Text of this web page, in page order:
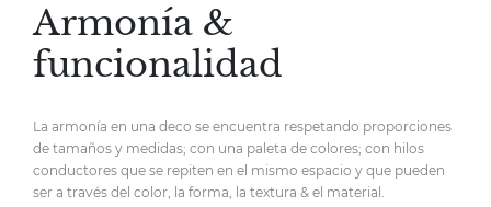
Armonía &
funcionalidad
La armonía en una deco se encuentra respetando proporciones
de tamaños y medidas; con una paleta de colores; con hilos
conductores que se repiten en el mismo espacio y que pueden
ser a través del color, la forma, la textura & el material.